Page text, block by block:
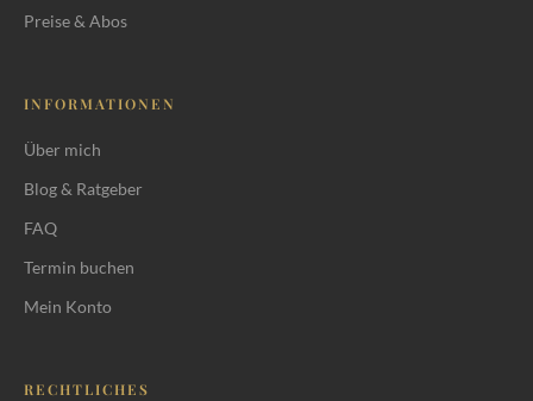
Preise & Abos
INFORMATIONEN
Über mich
Blog & Ratgeber
FAQ
Termin buchen
Mein Konto
RECHTLICHES